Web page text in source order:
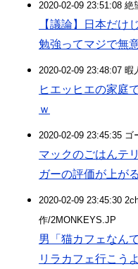
2020-02-09 23:51:08
【議論】日本だけ
勉強ってマジで無
2020-02-09 23:48:07 暇
ヒエッヒエの家庭
ｗ
2020-02-09 23:45:35 ゴ
マックのごはんテ
ガーの評価が上がる
2020-02-09 23:45:30
作/2MONKEYS.JP
男「猫カフェなん
リラカフェ行こうよ